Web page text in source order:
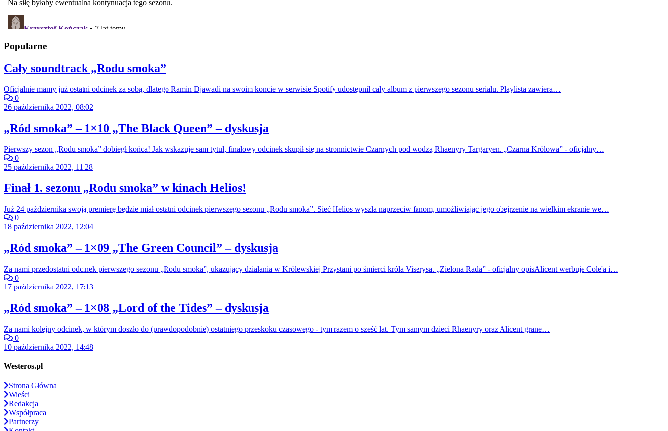
Popularne
Cały soundtrack „Rodu smoka”
Oficjalnie mamy już ostatni odcinek za sobą, dlatego Ramin Djawadi na swoim koncie w serwisie Spotify udostępnił cały album z pierwszego sezonu serialu. Playlista zawiera…
0
26 października 2022, 08:02
„Ród smoka” – 1×10 „The Black Queen” – dyskusja
Pierwszy sezon „Rodu smoka” dobiegł końca! Jak wskazuje sam tytuł, finałowy odcinek skupił się na stronnictwie Czarnych pod wodzą Rhaenyry Targaryen. „Czarna Królowa” - oficjalny…
0
25 października 2022, 11:28
Finał 1. sezonu „Rodu smoka” w kinach Helios!
Już 24 października swoją premierę będzie miał ostatni odcinek pierwszego sezonu „Rodu smoka”. Sieć Helios wyszła naprzeciw fanom, umożliwiając jego obejrzenie na wielkim ekranie we…
0
18 października 2022, 12:04
„Ród smoka” – 1×09 „The Green Council” – dyskusja
Za nami przedostatni odcinek pierwszego sezonu „Rodu smoka”, ukazujący działania w Królewskiej Przystani po śmierci króla Viserysa. „Zielona Rada” - oficjalny opisAlicent werbuje Cole'a i…
0
17 października 2022, 17:13
„Ród smoka” – 1×08 „Lord of the Tides” – dyskusja
Za nami kolejny odcinek, w którym doszło do (prawdopodobnie) ostatniego przeskoku czasowego - tym razem o sześć lat. Tym samym dzieci Rhaenyry oraz Alicent grane…
0
10 października 2022, 14:48
Westeros.pl
Strona Główna
Wieści
Redakcja
Współpraca
Partnerzy